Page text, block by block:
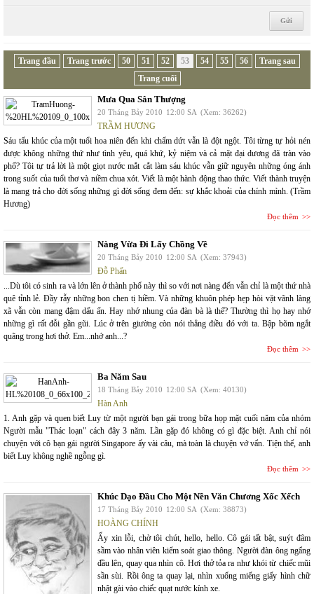
Trang đầu Trang trước 50 51 52 53 54 55 56
Trang sau
Trang cuối
Mưa Qua Sân Thượng
20 Tháng Bảy 2010 12:00 SA (Xem: 36262)
TRẦM HƯƠNG
Sáu tấu khúc của một tuổi hoa niên đến khi chấm dứt vẫn là đột ngột. Tôi từng tự hỏi nén
được không những thứ như tình yêu, quá khứ, kỷ niệm và cả mặt đại dương đã tràn vào
phố? Tôi tự trả lời là một giọt nước mắt cắt làm sáu khúc vẫn giữ nguyên những óng ánh
trong suốt của tuổi thơ và niềm chua xót. Viết là một hành động thao thức. Viết thành truyện
là mang trả cho đời sống những gì đời sống đem đến: sự khắc khoải của chính mình. (Trầm
Hương)
Đọc thêm
Nàng Vừa Đi Lấy Chồng Về
20 Tháng Bảy 2010 12:00 SA (Xem: 37943)
Đỗ Phấn
...Dù tôi có sinh ra và lớn lên ở thành phố này thì so với nơi nàng đến vẫn chỉ là một thứ nhà
quê tỉnh lẻ. Đầy rẫy những bon chen tị hiềm. Và những khuôn phép hẹp hòi vặt vãnh làng
xã vẫn còn mang đậm dấu ấn. Hay nhớ nhung của đàn bà là thế? Thường thì họ hay nhớ
những gì rất đỗi gần gũi. Lúc ở trên giường còn nói thẳng điều đó với ta. Bập bõm ngắt
quãng trong hơi thở. Em...nhớ anh...?
Đọc thêm
Ba Năm Sau
18 Tháng Bảy 2010 12:00 SA (Xem: 40130)
Hàn Anh
1. Anh gặp và quen biết Luy từ một người bạn gái trong bữa họp mặt cuối năm của nhóm
Người mẫu "Thác loạn" cách đây 3 năm. Lần gặp đó không có gì đặc biệt. Anh chỉ nói
chuyện với cô bạn gái người Singapore ấy vài câu, mà toàn là chuyện vớ vẩn. Tiện thể, anh
biết Luy không nghề ngỗng gì.
Đọc thêm
Khúc Dạo Đầu Cho Một Nền Văn Chương Xốc Xếch
17 Tháng Bảy 2010 12:00 SA (Xem: 38873)
HOÀNG CHÍNH
Ấy xin lỗi, chờ tôi chút, hello, hello. Cô gái tất bật, suýt đâm
sầm vào nhân viên kiểm soát giao thông. Người đàn ông ngẩng
đầu lên, quay qua nhìn cô. Hơi thở tỏa ra như khói từ chiếc mũi
sần sùi. Rồi ông ta quay lại, nhìn xuống miếng giấy hình chữ
nhật gài vào chiếc quạt nước kính xe.